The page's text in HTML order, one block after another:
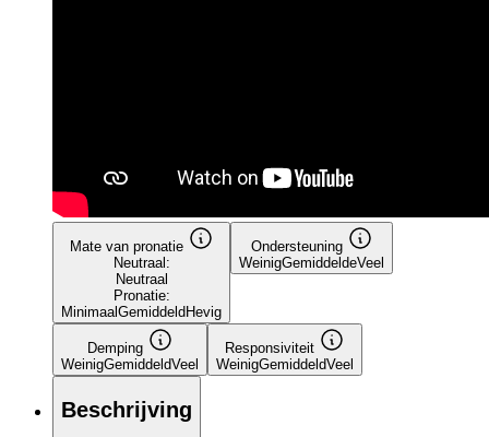
Mate van pronatie
Neutraal:
Neutraal
Pronatie:
MinimaalGemiddeld Hevig
Ondersteuning
WeinigGemiddeldeVeel
Demping
WeinigGemiddeldVeel
Responsiviteit
WeinigGemiddeldVeel
Beschrijving